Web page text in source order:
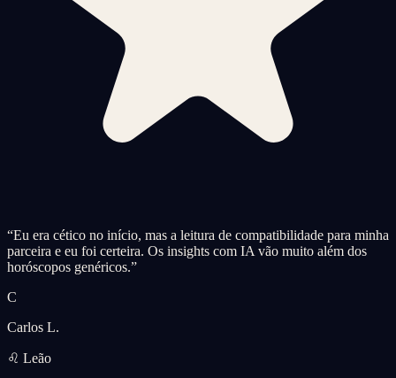
“Eu era cético no início, mas a leitura de compatibilidade para minha
parceira e eu foi certeira. Os insights com IA vão muito além dos
horóscopos genéricos.”
C
Carlos L.
♌ Leão